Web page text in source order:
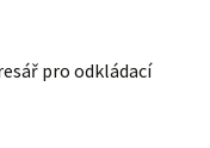
pro odkládací